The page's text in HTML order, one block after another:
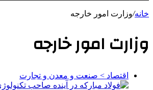
خانه/وزارت امور خارجه
وزارت امور خارجه
اقتصاد > صنعت و معدن و تجارت